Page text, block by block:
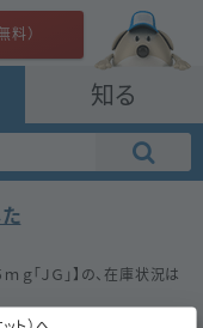
知る
料）
ｇ「ＪＧ」 】の、在庫状況は
しておきましょう。